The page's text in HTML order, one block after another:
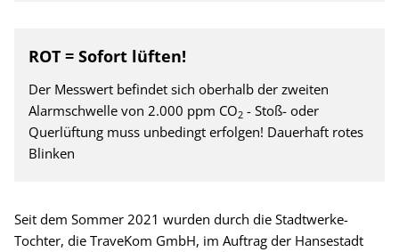
ROT = Sofort lüften!
Der Messwert befindet sich oberhalb der zweiten
Alarmschwelle von 2.000 ppm CO2 - Stoß- oder
Querlüftung muss unbedingt erfolgen! Dauerhaft rotes
Blinken
Seit dem Sommer 2021 wurden durch die Stadtwerke-
Tochter, die TraveKom GmbH, im Auftrag der Hansestadt